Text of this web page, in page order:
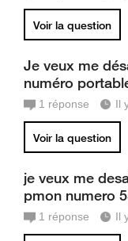
Voir la question
Je veux me
numéro
1 réponse Il
Voir la question
je veux me
pmon numero
1 réponse Il